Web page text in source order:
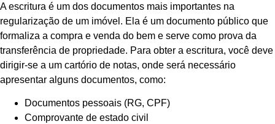
A escritura é um dos documentos mais importantes na
regularização de um imóvel. Ela é um documento público que
formaliza a compra e venda do bem e serve como prova da
transferência de propriedade. Para obter a escritura, você deve
dirigir-se a um cartório de notas, onde será necessário
apresentar alguns documentos, como:
Documentos pessoais (RG, CPF)
Comprovante de estado civil